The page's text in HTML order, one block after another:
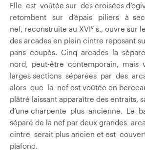
Elle est voûtée sur des croisées
retombent sur d’épais piliers à
nef, reconstruite au XVIe s., ouvre sur
des arcades en plein cintre reposant
pans coupés. Cinq arcades la
nord, peut-être contemporain, mais
larges sections séparées par des
alors que la nef est voûtée en
plâtré laissant apparaître des entraits,
d’une charpente plus ancienne. Le
séparé de la nef par deux grandes
cintre serait plus ancien et est
plafond.